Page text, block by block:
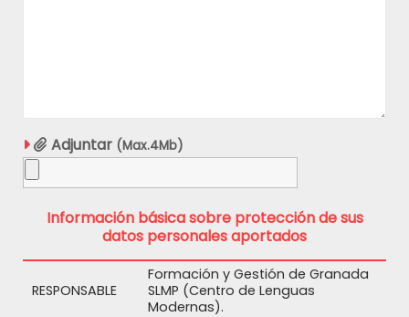
Adjuntar (Max.4Mb)
Información básica sobre protección de sus
datos personales aportados
RESPONSABLE
Formación y Gestión de Granada
SLMP (Centro de Lenguas
Modernas).